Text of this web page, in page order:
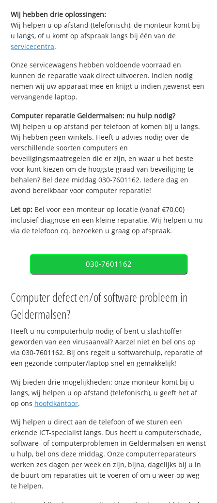
Wij hebben drie oplossingen:
Wij helpen u op afstand (telefonisch), de monteur komt bij
u langs, of u komt op afspraak langs bij één van de
servicecentra.
Onze servicewagens hebben voldoende voorraad en
kunnen de reparatie vaak direct uitvoeren. Indien nodig
nemen wij uw apparaat mee en krijgt u indien gewenst een
vervangende laptop.
Computer reparatie Geldermalsen: nu hulp nodig?
Wij helpen u op afstand per telefoon of komen bij u langs.
Wij hebben geen winkels. Heeft u advies nodig over de
verschillende soorten computers en
beveiligingsmaatregelen die er zijn, en waar u het beste
voor kunt kiezen om de hoogste graad van beveiliging te
behalen? Bel deze middag 030-7601162. Iedere dag en
avond bereikbaar voor computer reparatie!
Let op: Bel voor een monteur op locatie (vanaf €70,00)
inclusief diagnose en een kleine reparatie. Wij helpen u nu
via de telefoon cq. bezoeken u graag op afspraak.
030-7601162
Computer defect en/of software probleem in
Geldermalsen?
Heeft u nu computerhulp nodig of bent u slachtoffer
geworden van een virusaanval? Aarzel niet en bel ons op
via 030-7601162. Bij ons regelt u softwarehulp, reparatie of
een gezonde computer/laptop snel en gemakkelijk!
Wij bieden drie mogelijkheden: onze monteur komt bij u
langs, wij helpen u op afstand (telefonisch), u geeft het af
op ons hoofdkantoor.
Wij helpen u direct aan de telefoon of we sturen een
erkende ICT-specialist langs. Dus heeft u computerschade,
software- of computerproblemen in Geldermalsen en wenst
u hulp, bel ons deze middag. Onze computerreparateurs
werken zes dagen per week en zijn, bijna, dagelijks bij u in
de buurt om reparaties uit te voeren of om u weer op weg
te helpen.